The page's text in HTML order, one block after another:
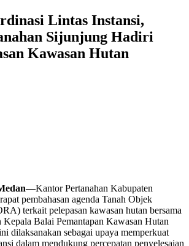
Lintas Instansi,
Sijunjung Hadiri
Kawasan Hutan
—Kantor Pertanahan Kabupaten
pembahasan agenda Tanah Objek
terkait pelepasan kawasan hutan bersama
Balai Pemantapan Kawasan Hutan
dilaksanakan sebagai upaya memperkuat
dalam mendukung percepatan penyelesaian